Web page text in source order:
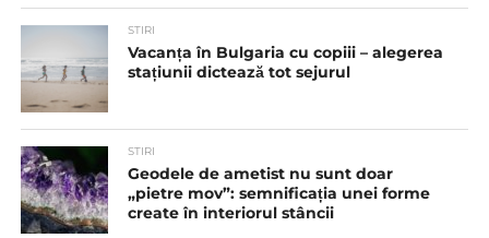
STIRI
Vacanța în Bulgaria cu copiii – alegerea
stațiunii dictează tot sejurul
STIRI
Geodele de ametist nu sunt doar
„pietre mov”: semnificația unei forme
create în interiorul stâncii